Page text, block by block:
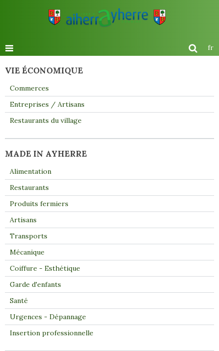
fr
VIE ÉCONOMIQUE
Commerces
Entreprises / Artisans
Restaurants du village
MADE IN AYHERRE
Alimentation
Restaurants
Produits fermiers
Artisans
Transports
Mécanique
Coiffure - Esthétique
Garde d'enfants
Santé
Urgences - Dépannage
Insertion professionnelle